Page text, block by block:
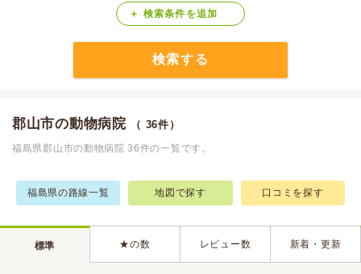
Calooペットとは？ 検索条件 を追加
検索する
郡山市の動物病院 （ 36件）
福島県郡山市の動物病院 36件の一覧です。
福島県の路線一覧 地図で探す 口コミを探す
標準 ★の数 レビュー数 新着・更新